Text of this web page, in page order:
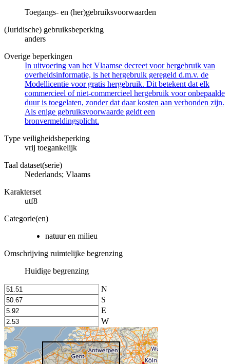
Toegangs- en (her)gebruiksvoorwaarden
(Juridische) gebruiksbeperking
anders
Overige beperkingen
In uitvoering van het Vlaamse decreet voor hergebruik van
overheidsinformatie, is het hergebruik geregeld d.m.v. de
Modellicentie voor gratis hergebruik. Dit betekent dat elk
commercieel of niet-commercieel hergebruik voor onbepaalde
duur is toegelaten, zonder dat daar kosten aan verbonden zijn.
Als enige gebruiksvoorwaarde geldt een
bronvermeldingsplicht.
Type veiligheidsbeperking
vrij toegankelijk
Taal dataset(serie)
Nederlands; Vlaams
Karakterset
utf8
Categorie(en)
natuur en milieu
Omschrijving ruimtelijke begrenzing
Huidige begrenzing
N
S
E
W